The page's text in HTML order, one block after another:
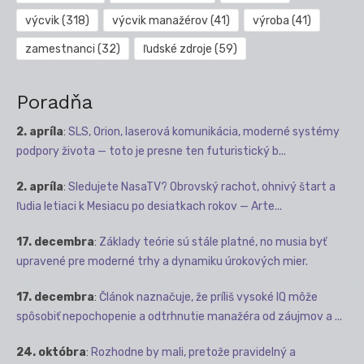
výcvik(318) výcvik manažérov(41) výroba (41)
zamestnanci (32) ľudské zdroje (59)
Poradňa
2. apríla: SLS, Orion, laserová komunikácia, moderné systémy
podpory života — toto je presne ten futuristický b...
2. apríla: Sledujete NasaTV? Obrovský rachot, ohnivý štart a
ľudia letiaci k Mesiacu po desiatkach rokov — Arte...
17. decembra: Základy teórie sú stále platné, no musia byť
upravené pre moderné trhy a dynamiku úrokových mier.
17. decembra: Článok naznačuje, že príliš vysoké IQ môže
spôsobiť nepochopenie a odtrhnutie manažéra od záujmov a ...
24. októbra: Rozhodne by mali, pretože pravidelný a